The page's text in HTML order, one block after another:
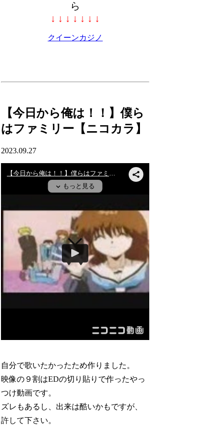
ら
↓ ↓ ↓ ↓ ↓ ↓ ↓
クイーンカジノ
【今日から俺は！！】僕ら
はファミリー【ニコカラ】
2023.09.27
自分で歌いたかったため作りました。
映像の９割はEDの切り貼りで作ったやっ
つけ動画です。
ズレもあるし、出来は酷いかもですが、
許して下さい。